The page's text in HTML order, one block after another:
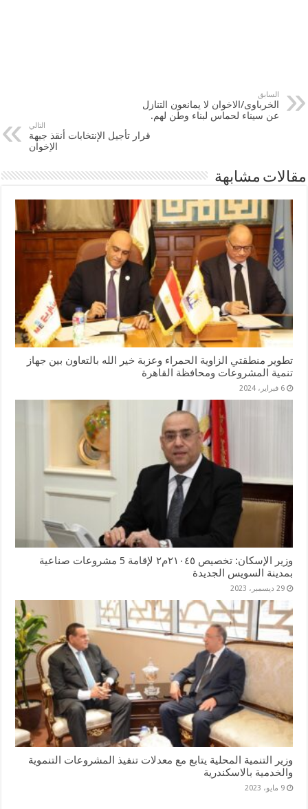
السابق
الخرباوى/الاخوان لا يمانعون التنازل
عن سيناء لحماس لبناء وطن لهم.
التالي
قرار تأجيل الإنتخابات أنقذ جبهة
الإخوان
مقالات مشابهة
تطوير منطقتي الزاوية الحمراء وعزبة خير الله بالتعاون بين جهاز
تنمية المشروعات ومحافظة القاهرة
6 فبراير، 2024
وزير الإسكان: تخصيص ٢١٠٤٥م٢ لإقامة 5 مشروعات صناعية
بمدينة السويس الجديدة
29 ديسمبر، 2023
وزير التنمية المحلية يتابع مع معدلات تنفيذ المشروعات التنموية
والخدمية بالاسكندرية
9 مايو، 2023